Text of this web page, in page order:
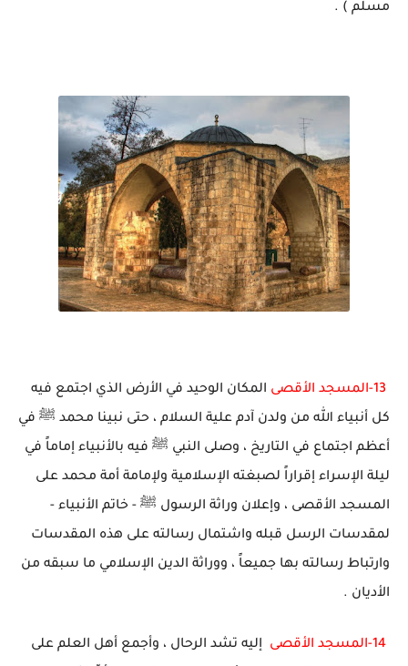
مسلم ) .
13- المسجد الأقصى المكان الوحيد في الأرض الذي اجتمع فيه
كل أنبياء الله من ولدن آدم علية السلام ، حتى نبينا محمد ﷺ في
أعظم اجتماع في التاريخ ، وصلى النبي ﷺ فيه بالأنبياء إماماً في
ليلة الإسراء إقراراً لصبغته الإسلامية ولإمامة أمة محمد على
المسجد الأقصى ، وإعلان وراثة الرسول ﷺ - خاتم الأنبياء -
لمقدسات الرسل قبله واشتمال رسالته على هذه المقدسات
وارتباط رسالته بها جميعاً ، ووراثة الدين الإسلامي ما سبقه من
الأديان .
14- المسجد الأقصى
إليه تشد الرحال ، وأجمع أهل العلم على